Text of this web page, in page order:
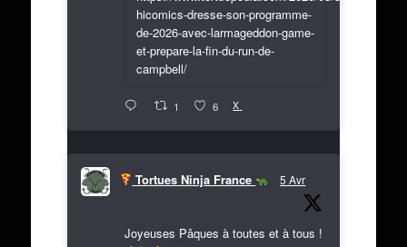
hicomics-dresse-son-programme-
de-2026-avec-larmageddon-game-
et-prepare-la-fin-du-run-de-
campbell/
1 6 X
Tortues Ninja France 5 Avr
Joyeuses Pâques à toutes et à tous !